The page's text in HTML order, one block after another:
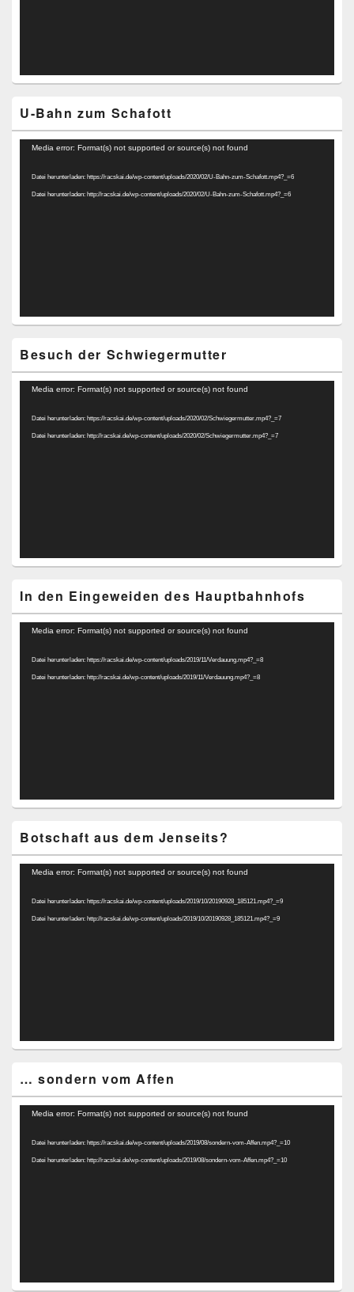
U-Bahn zum Schafott
Video-
Media error: Format(s) not supported or source(s) not found
Datei herunterladen: https://racskai.de/wp-content/uploads/2020/02/U-Bahn-zum-Schafott.mp4?_=6
Datei herunterladen: http://racskai.de/wp-content/uploads/2020/02/U-Bahn-zum-Schafott.mp4?_=6
Besuch der Schwiegermutter
Video-
Media error: Format(s) not supported or source(s) not found
Datei herunterladen: https://racskai.de/wp-content/uploads/2020/02/Schwiegermutter.mp4?_=7
Datei herunterladen: http://racskai.de/wp-content/uploads/2020/02/Schwiegermutter.mp4?_=7
In den Eingeweiden des Hauptbahnhofs
Video-
Media error: Format(s) not supported or source(s) not found
Datei herunterladen: https://racskai.de/wp-content/uploads/2019/11/Verdauung.mp4?_=8
Datei herunterladen: http://racskai.de/wp-content/uploads/2019/11/Verdauung.mp4?_=8
Botschaft aus dem Jenseits?
Video-
Media error: Format(s) not supported or source(s) not found
Datei herunterladen: https://racskai.de/wp-content/uploads/2019/10/20190928_185121.mp4?_=9
Datei herunterladen: http://racskai.de/wp-content/uploads/2019/10/20190928_185121.mp4?_=9
… sondern vom Affen
Video-
Media error: Format(s) not supported or source(s) not found
Datei herunterladen: https://racskai.de/wp-content/uploads/2019/08/sondern-vom-Affen.mp4?_=10
Datei herunterladen: http://racskai.de/wp-content/uploads/2019/08/sondern-vom-Affen.mp4?_=10